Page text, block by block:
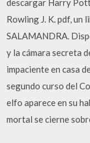
Rowling J. K. pdf,
SALAMANDRA.
y la cámara secreta
impaciente en casa
segundo curso del
elfo aparece en su
mortal se cierne